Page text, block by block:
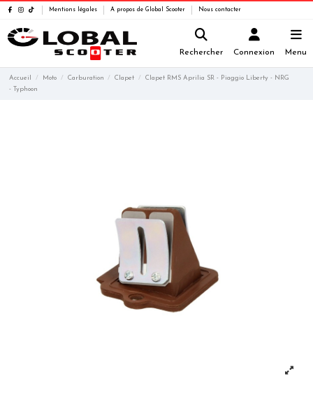
Mentions légales A propos de Global Scooter Nous contacter
Rechercher Connexion Menu
Accueil Moto Carburation Clapet
Clapet RMS Aprilia SR - Piaggio Liberty - NRG
- Typhoon